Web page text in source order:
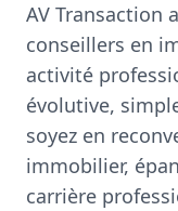
AV Transaction
conseillers en
activité
évolutive,
soyez en
immobilier,
carrière